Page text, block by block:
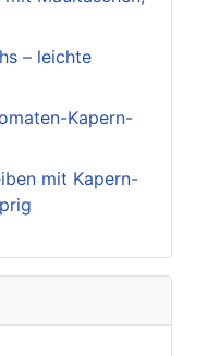
– leichte
Kapern-
mit Kapern-